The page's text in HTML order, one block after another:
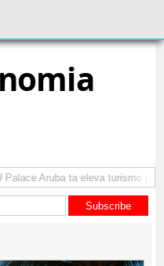
Palace Aruba ta eleva turismo
Subscribe